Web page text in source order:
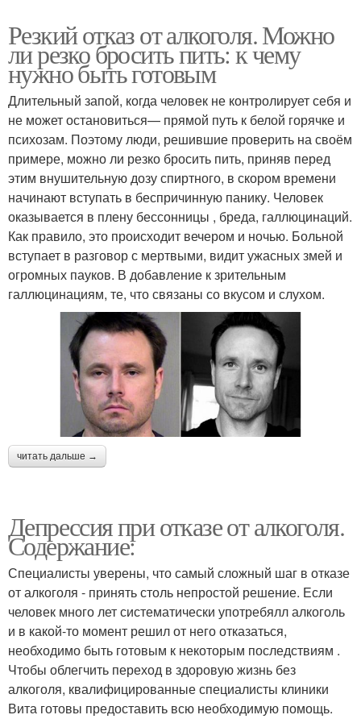
Резкий отказ от алкоголя. Можно
ли резко бросить пить: к чему
нужно быть готовым
Длительный запой, когда человек не контролирует себя и
не может остановиться— прямой путь к белой горячке и
психозам. Поэтому люди, решившие проверить на своём
примере, можно ли резко бросить пить, приняв перед
этим внушительную дозу спиртного, в скором времени
начинают вступать в беспричинную панику. Человек
оказывается в плену бессонницы , бреда, галлюцинаций.
Как правило, это происходит вечером и ночью. Больной
вступает в разговор с мертвыми, видит ужасных змей и
огромных пауков. В добавление к зрительным
галлюцинациям, те, что связаны со вкусом и слухом.
читать дальше →
Депрессия при отказе от алкоголя.
Содержание:
Специалисты уверены, что самый сложный шаг в отказе
от алкоголя - принять столь непростой решение. Если
человек много лет систематически употребялл алкоголь
и в какой-то момент решил от него отказаться,
необходимо быть готовым к некоторым последствиям .
Чтобы облегчить переход в здоровую жизнь без
алкоголя, квалифицированные специалисты клиники
Вита готовы предоставить всю необходимую помощь.